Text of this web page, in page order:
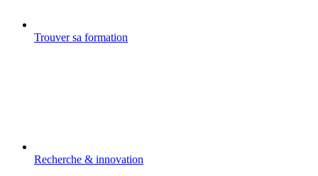
Trouver sa formation
Recherche & innovation